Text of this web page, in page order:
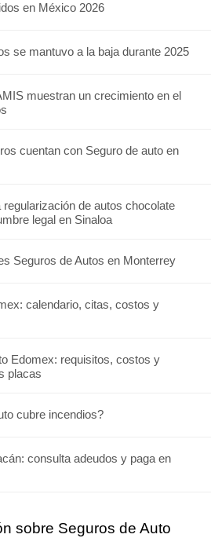
en México 2026
se mantuvo a la baja durante 2025
muestran un crecimiento en el
cuentan con Seguro de auto en
regularización de autos chocolate
legal en Sinaloa
Seguros de Autos en Monterrey
calendario, citas, costos y
Edomex: requisitos, costos y
placas
cubre incendios?
consulta adeudos y paga en
sobre Seguros de Auto